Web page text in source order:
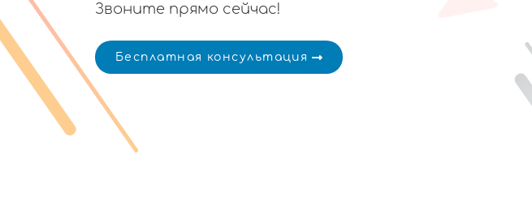
Звоните прямо сейчас!
Бесплатная консультация